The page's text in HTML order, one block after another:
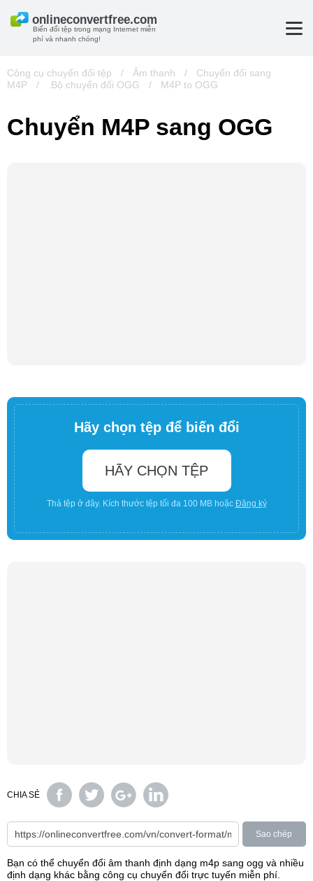
Biến đổi tệp trong mạng Internet miễn
phí và nhanh chóng!
Công cụ chuyển đổi tệp / Âm thanh /
Chuyển đổi sang
M4P
/ .Bộ chuyển đổi OGG / M4P to OGG
Chuyển M4P sang OGG
Hãy chọn tệp để biến đổi
HÃY CHỌN TỆP
Thả tệp ở đây. Kích thước tệp tối đa 100 MB hoặc Đăng ký
CHIA SẺ
Sao chép
Bạn có thể chuyển đổi âm thanh định dạng m4p sang ogg và nhiều
định dạng khác bằng công cụ chuyển đổi trực tuyến miễn phí.